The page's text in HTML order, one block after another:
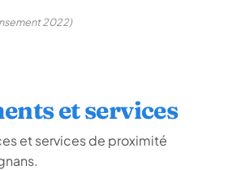
2022)
et services
et services de proximité